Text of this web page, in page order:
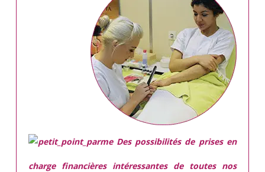
Des possibilités de prises en
charge financières intéressantes de toutes nos